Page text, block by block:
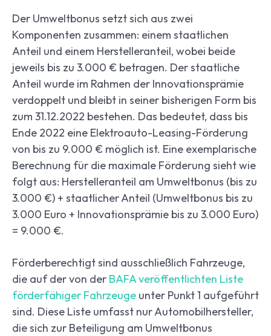
Der Umweltbonus setzt sich aus zwei
Komponenten zusammen: einem staatlichen
Anteil und einem Herstelleranteil, wobei beide
jeweils bis zu 3.000 € betragen. Der staatliche
Anteil wurde im Rahmen der Innovationsprämie
verdoppelt und bleibt in seiner bisherigen Form bis
zum 31.12.2022 bestehen. Das bedeutet, dass bis
Ende 2022 eine Elektroauto-Leasing-Förderung
von bis zu 9.000 € möglich ist. Eine exemplarische
Berechnung für die maximale Förderung sieht wie
folgt aus: Herstelleranteil am Umweltbonus (bis zu
3.000 €) + staatlicher Anteil (Umweltbonus bis zu
3.000 Euro + Innovationsprämie bis zu 3.000 Euro)
= 9.000 €.
Förderberechtigt sind ausschließlich Fahrzeuge,
die auf der von der BAFA veröffentlichten Liste
förderfähiger Fahrzeuge unter Punkt 1 aufgeführt
sind. Diese Liste umfasst nur Automobilhersteller,
die sich zur Beteiligung am Umweltbonus